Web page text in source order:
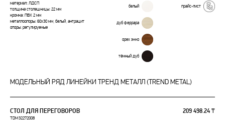
материал: ЛДСП
толщина столешницы: 22 мм
кромка: ПВХ 2 мм
металлоопоры: 60х30 мм, белый, антрацит
опоры: регулируемые
белый
дуб феррара
орех экко
тёмный дуб
прайс-лист
МОДЕЛЬНЫЙ РЯД ЛИНЕЙКИ ТРЕНД МЕТАЛЛ (TREND METAL)
СТОЛ ДЛЯ ПЕРЕГОВОРОВ 209 498.24 ₸
TDM32272008